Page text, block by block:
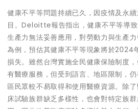
健康不平等問題持續已久，因疫情及永
目。Deloitte報告指出，健康不平等導
生產力無法妥善應用，對勞動力與生產
為例，預估其健康不平等現象將於2024
損失。雖然台灣實施全民健康保險制度
有醫療服務，但受到語言、地區限制，
區民眾較不易取得和使用醫療資源。除
床試驗族群缺乏多樣性，也會對特定族